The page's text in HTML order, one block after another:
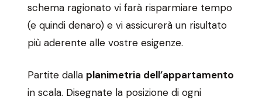
schema ragionato vi farà risparmiare tempo
(e quindi denaro) e vi assicurerà un risultato
più aderente alle vostre esigenze.
Partite dalla planimetria dell’appartamento
in scala. Disegnate la posizione di ogni